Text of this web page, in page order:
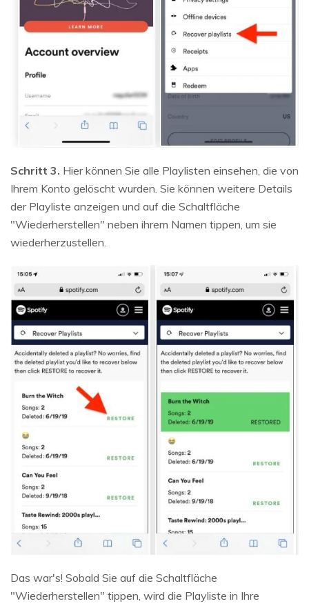
Schritt 3. Hier können Sie alle Playlisten einsehen, die von
Ihrem Konto gelöscht wurden. Sie können weitere Details
der Playliste anzeigen und auf die Schaltfläche
"Wiederherstellen" neben ihrem Namen tippen, um sie
wiederherzustellen.
Das war's! Sobald Sie auf die Schaltfläche
"Wiederherstellen" tippen, wird die Playliste in Ihre